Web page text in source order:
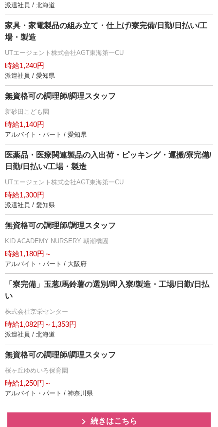
派遣社員 / 北海道
家具・家電製品の組み立て・仕上げ/寮完備/日勤/日払い/工
場・製造
UTエージェント株式会社AGT東海第一CU
時給1,240円
派遣社員 / 愛知県
無資格可の調理師/調理スタッフ
新砂田こども園
時給1,140円
アルバイト・パート / 愛知県
医薬品・医療関連製品の入出荷・ピッキング・運搬/寮完備/
日勤/日払い/工場・製造
UTエージェント株式会社AGT東海第一CU
時給1,300円
派遣社員 / 愛知県
無資格可の調理師/調理スタッフ
KID ACADEMY NURSERY 朝潮橋園
時給1,180円～
アルバイト・パート / 大阪府
「寮完備」玉葱/馬鈴薯の選別/即入寮/製造・工場/日勤/日払
い
株式会社京栄センター
時給1,082円～1,353円
派遣社員 / 北海道
無資格可の調理師/調理スタッフ
桜ヶ丘ゆめいろ保育園
時給1,250円～
アルバイト・パート / 神奈川県
続きはこちら